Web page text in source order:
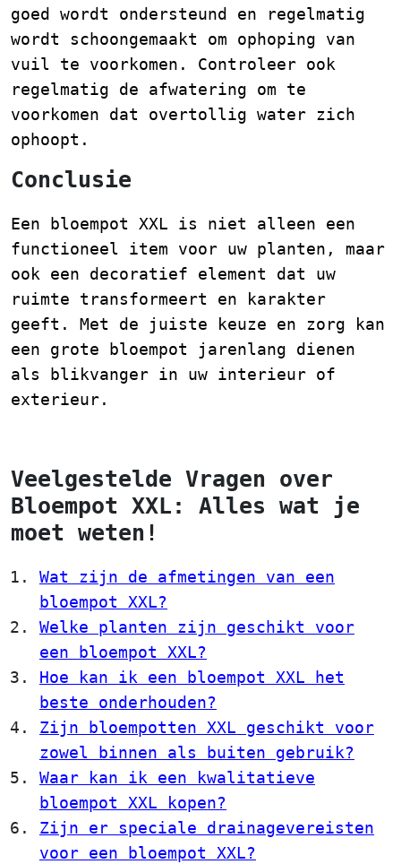
goed wordt ondersteund en regelmatig
wordt schoongemaakt om ophoping van
vuil te voorkomen. Controleer ook
regelmatig de afwatering om te
voorkomen dat overtollig water zich
ophoopt.
Conclusie
Een bloempot XXL is niet alleen een
functioneel item voor uw planten, maar
ook een decoratief element dat uw
ruimte transformeert en karakter
geeft. Met de juiste keuze en zorg kan
een grote bloempot jarenlang dienen
als blikvanger in uw interieur of
exterieur.
Veelgestelde Vragen over
Bloempot XXL: Alles wat je
moet weten!
Wat zijn de afmetingen van een
bloempot XXL?
Welke planten zijn geschikt voor
een bloempot XXL?
Hoe kan ik een bloempot XXL het
beste onderhouden?
Zijn bloempotten XXL geschikt voor
zowel binnen als buiten gebruik?
Waar kan ik een kwalitatieve
bloempot XXL kopen?
Zijn er speciale drainagevereisten
voor een bloempot XXL?